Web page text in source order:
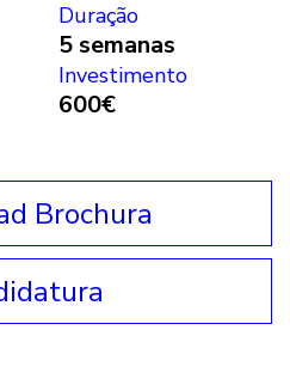
Duração
5 semanas
Investimento
600€
Brochura